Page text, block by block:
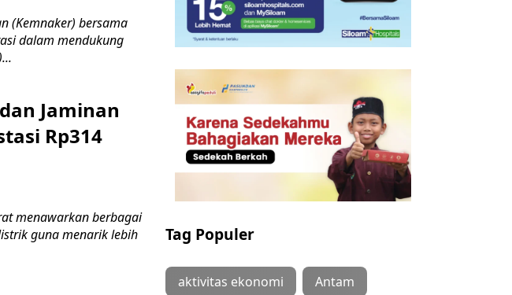
(Kemnaker) bersama
dalam mendukung
Jaminan
Rp314
menawarkan berbagai
guna menarik lebih
Tag Populer
aktivitas ekonomi Antam